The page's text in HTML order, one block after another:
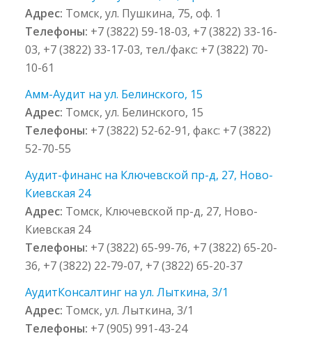
Адрес: Томск, ул. Пушкина, 75, оф. 1
Телефоны: +7 (3822) 59-18-03, +7 (3822) 33-16-
03, +7 (3822) 33-17-03, тел./факс: +7 (3822) 70-
10-61
Амм-Аудит на ул. Белинского, 15
Адрес: Томск, ул. Белинского, 15
Телефоны: +7 (3822) 52-62-91, факс: +7 (3822)
52-70-55
Аудит-финанс на Ключевской пр-д, 27, Ново-
Киевская 24
Адрес: Томск, Ключевской пр-д, 27, Ново-
Киевская 24
Телефоны: +7 (3822) 65-99-76, +7 (3822) 65-20-
36, +7 (3822) 22-79-07, +7 (3822) 65-20-37
АудитКонсалтинг на ул. Лыткина, 3/1
Адрес: Томск, ул. Лыткина, 3/1
Телефоны: +7 (905) 991-43-24